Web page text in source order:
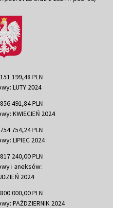
199,48 PLN
LUTY 2024
491,84 PLN
KWIECIEŃ 2024
754,24 PLN
LIPIEC 2024
240,00 PLN
i aneksów:
2024
000,00 PLN
PAŹDZIERNIK 2024